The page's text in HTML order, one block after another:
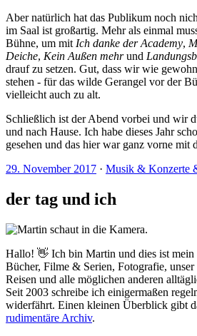
Aber natürlich hat das Publikum noch
im Saal ist großartig. Mehr als einmal
Bühne, um mit Ich danke der Academy,
Deiche, Kein Außen mehrund
drauf zu setzen. Gut, dass wir wie
stehen - für das wilde Gerangel vor der
vielleicht auch zu alt.
Schließlich ist der Abend vorbei und wir
und nach Hause. Ich habe dieses Jahr
gesehen und das hier war ganz vorne mit
29. November 2017 · Musik & Konzerte
der tag und ich
Hallo! 👋 Ich bin Martin und dies ist
Bücher, Filme & Serien, Fotografie,
Reisen und alle möglichen anderen
Seit 2003 schreibe ich einigermaßen
widerfährt. Einen kleinen Überblick gibt
rudimentäre Archiv.